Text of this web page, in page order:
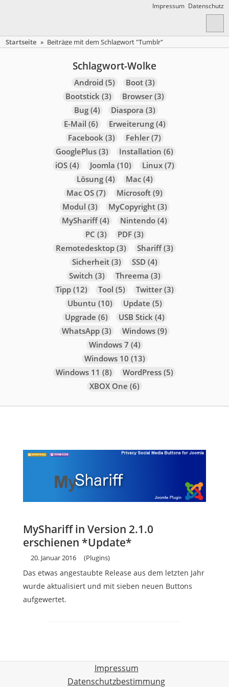
Impressum Datenschutz
Startseite » Beiträge mit dem Schlagwort "Tumblr"
Schlagwort-Wolke
Android (5) Boot(3)
Bootstick(3) Browser(3)
Bug(4) Diaspora (3)
E-Mail (6) Erweiterung(4)
Facebook(3) Fehler(7)
GooglePlus(3) Installation (6)
iOS(4) Joomla (10) Linux(7)
Lösung(4) Mac(4)
Mac OS(7) Microsoft(9)
Modul (3) MyCopyright(3)
MyShariff(4) Nintendo(4)
PC (3) PDF(3)
Remotedesktop(3) Shariff(3)
Sicherheit(3) SSD (4)
Switch (3) Threema (3)
Tipp(12) Tool (5) Twitter(3)
Ubuntu (10) Update (5)
Upgrade (6) USB Stick(4)
WhatsApp(3) Windows(9)
Windows 7 (4)
Windows 10 (13)
Windows 11 (8) WordPress(5)
XBOX One (6)
MyShariff in Version 2.1.0
erschienen *Update*
20. Januar 2016 (Plugins)
Das etwas angestaubte Release aus dem letzten Jahr
wurde aktualisiert und mit sieben neuen Buttons
aufgewertet.
Impressum
Datenschutzbestimmung